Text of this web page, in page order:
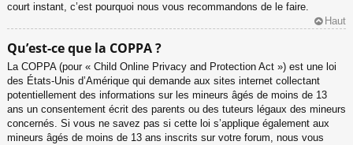
court instant, c’est pourquoi nous vous recommandons de le faire.
Haut
Qu’est-ce que la COPPA ?
La COPPA (pour « Child Online Privacy and Protection Act ») est une loi
des États-Unis d’Amérique qui demande aux sites internet collectant
potentiellement des informations sur les mineurs âgés de moins de 13
ans un consentement écrit des parents ou des tuteurs légaux des mineurs
concernés. Si vous ne savez pas si cette loi s’applique également aux
mineurs âgés de moins de 13 ans inscrits sur votre forum, nous vous